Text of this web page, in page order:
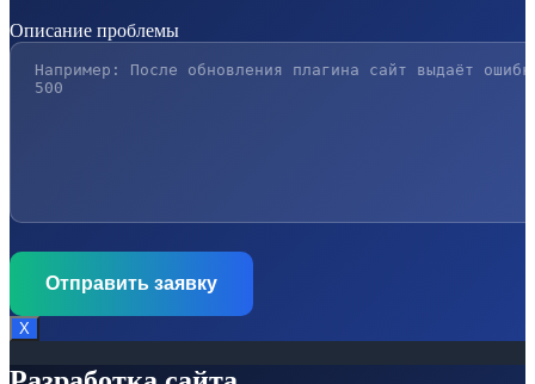
Описание проблемы
Х